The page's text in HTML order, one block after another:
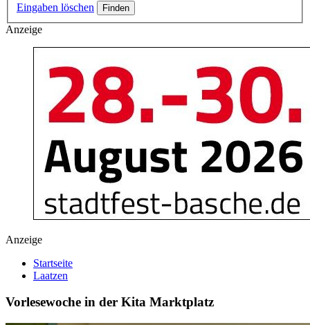
Eingaben löschen
Anzeige
Anzeige
Startseite
Laatzen
Vorlesewoche in der Kita Marktplatz